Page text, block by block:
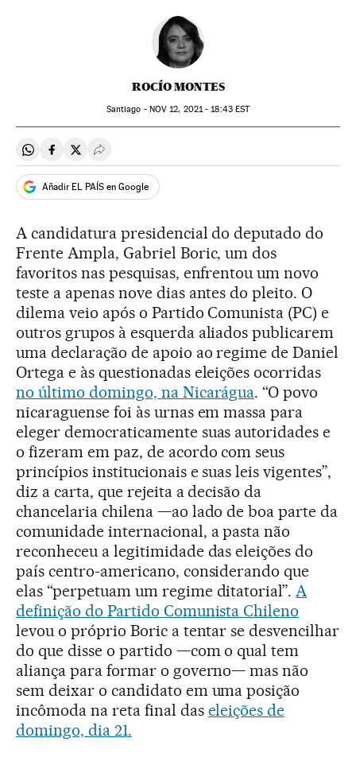
ROCÍO MONTES
Santiago - NOV 12, 2021 - 18:43EST
Compartir en Whatsapp
Compartir en Facebook
Compartir en Twitter
Desplegar Redes Sociales
Añadir EL PAÍS en Google
A candidatura presidencial do deputado do
Frente Ampla, Gabriel Boric, um dos
favoritos nas pesquisas, enfrentou um novo
teste a apenas nove dias antes do pleito. O
dilema veio após o Partido Comunista (PC) e
outros grupos à esquerda aliados publicarem
uma declaração de apoio ao regime de Daniel
Ortega e às questionadas eleições ocorridas
no último domingo, na Nicarágua. “O povo
nicaraguense foi às urnas em massa para
eleger democraticamente suas autoridades e
o fizeram em paz, de acordo com seus
princípios institucionais e suas leis vigentes”,
diz a carta, que rejeita a decisão da
chancelaria chilena —ao lado de boa parte da
comunidade internacional, a pasta não
reconheceu a legitimidade das eleições do
país centro-americano, considerando que
elas “perpetuam um regime ditatorial”.A
definição do Partido Comunista Chileno
levou o próprio Boric a tentar se desvencilhar
do que disse o partido —com o qual tem
aliança para formar o governo— mas não
sem deixar o candidato em uma posição
incômoda na reta final das eleições de
domingo, dia 21.